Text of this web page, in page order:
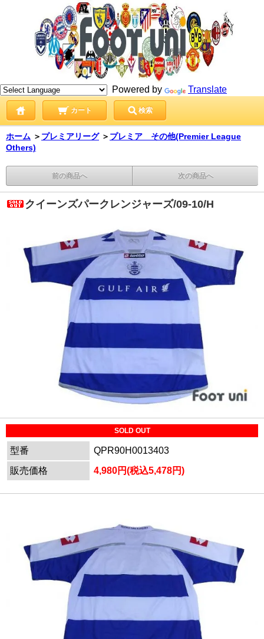
Powered by Translate
カート 検索
ホーム ＞ プレミアリーグ ＞ プレミア その他(Premier League
Others)
前の商品へ 次の商品へ
クイーンズパークレンジャーズ/09-10/H
SOLD OUT
型番
QPR90H0013403
販売価格
4,980円(税込5,478円)